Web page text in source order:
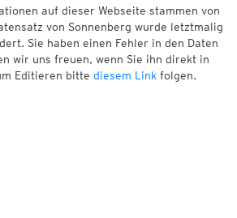
auf dieser Webseite stammen von
von Sonnenberg wurde letztmalig
Sie haben einen Fehler in den Daten
wir uns freuen, wenn Sie ihn direkt in
Editieren bitte diesem Link folgen.